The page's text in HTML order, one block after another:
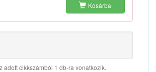
Kosárba
adott cikkszámból 1 db-ra vonatkozik.